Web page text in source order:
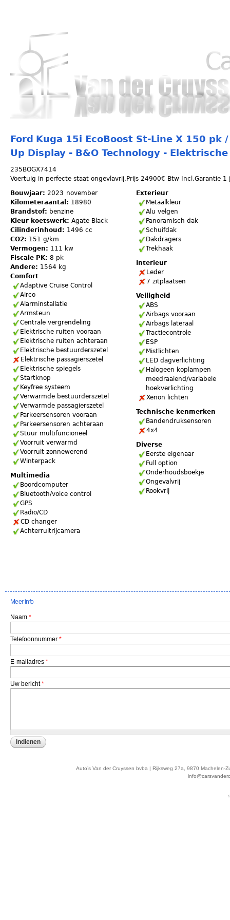
U bent hier
Ford Kuga 15i EcoBoost St-Line X 150 pk
Up Display - B&O Technology -
235BOGX7414
Voertuig in perfecte staat ongevlavrij.Prijs 24900€ Btw Incl.Garantie 1
Bouwjaar: 2023 november
Kilometeraantal: 18980
Brandstof: benzine
Kleur koetswerk: Agate Black
Cilinderinhoud: 1496 cc
CO2: 151 g/km
Vermogen: 111 kw
Fiscale PK: 8 pk
Andere: 1564 kg
Comfort
Adaptive Cruise Control
Airco
Alarminstallatie
Armsteun
Centrale vergrendeling
Elektrische ruiten vooraan
Elektrische ruiten achteraan
Elektrische bestuurderszetel
Elektrische passagierszetel
Elektrische spiegels
Startknop
Keyfree systeem
Verwarmde bestuurderszetel
Verwarmde passagierszetel
Parkeersensoren vooraan
Parkeersensoren achteraan
Stuur multifuncioneel
Voorruit verwarmd
Voorruit zonnewerend
Winterpack
Multimedia
Boordcomputer
Bluetooth/voice control
GPS
Radio/CD
CD changer
Achterruitrijcamera
Exterieur
Metaalkleur
Alu velgen
Panoramisch dak
Schuifdak
Dakdragers
Trekhaak
Interieur
Leder
7 zitplaatsen
Veiligheid
ABS
Airbags vooraan
Airbags lateraal
Tractiecontrole
ESP
Mistlichten
LED dagverlichting
Halogeen koplampen
meedraaiend/variabele
hoekverlichting
Xenon lichten
Technische kenmerken
Bandendruksensoren
4x4
Diverse
Eerste eigenaar
Full option
Onderhoudsboekje
Ongevalvrij
Rookvrij
Meer info
Naam *
Telefoonnummer *
E-mailadres *
Uw bericht*
Auto’s Van der Cruyssen bvba | Rijksweg 27a, 9870